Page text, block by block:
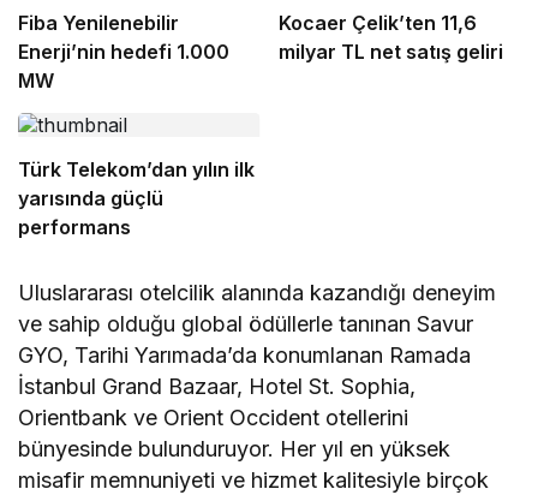
Fiba Yenilenebilir
Enerji’nin hedefi 1.000
MW
Kocaer Çelik’ten 11,6
milyar TL net satış geliri
Türk Telekom’dan yılın ilk
yarısında güçlü
performans
Uluslararası otelcilik alanında kazandığı deneyim
ve sahip olduğu global ödüllerle tanınan Savur
GYO, Tarihi Yarımada’da konumlanan Ramada
İstanbul Grand Bazaar, Hotel St. Sophia,
Orientbank ve Orient Occident otellerini
bünyesinde bulunduruyor. Her yıl en yüksek
misafir memnuniyeti ve hizmet kalitesiyle birçok